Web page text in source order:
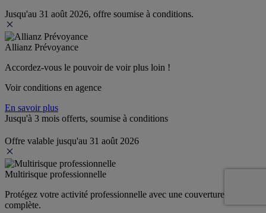
Jusqu'au 31 août 2026, offre soumise à conditions.
Allianz Prévoyance
Accordez-vous le pouvoir de voir plus loin !
Voir conditions en agence
En savoir plus
Jusqu'à 3 mois offerts, soumise à conditions
Offre valable jusqu'au 31 août 2026
Multirisque professionnelle
Protégez votre activité professionnelle avec une couverture
complète.